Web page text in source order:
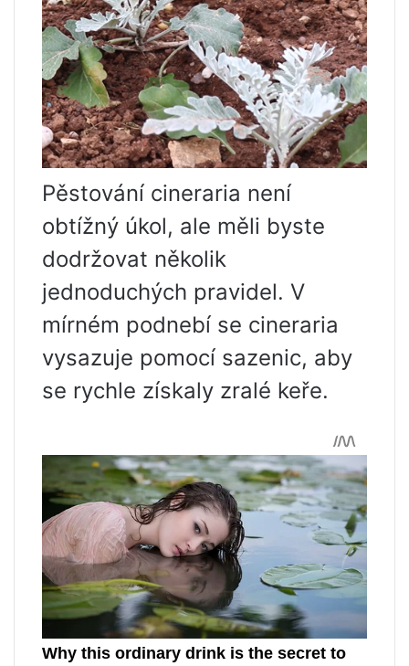
Pěstování cineraria není
obtížný úkol, ale měli byste
dodržovat několik
jednoduchých pravidel. V
mírném podnebí se cineraria
vysazuje pomocí sazenic, aby
se rychle získaly zralé keře.